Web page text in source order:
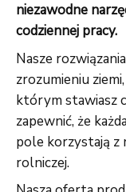
niezawodne
codziennej pracy.
Nasze
zrozumieniu
którym stawiasz
zapewnić, że
pole korzystają z
rolniczej.